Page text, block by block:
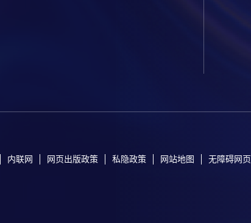
内联网 网页出版政策 私隐政策 网站地图 无障碍网页